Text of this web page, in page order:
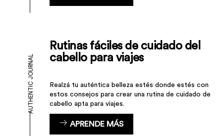
Rutinas fáciles de cuidado del
cabello para viajes
Realzá tu auténtica belleza estés donde estés con
estos consejos para crear una rutina de cuidado de
cabello apta para viajes.
APRENDE MÁS
AUTHENTIC JOURNAL